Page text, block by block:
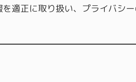
適正に取り扱い、プライバシ